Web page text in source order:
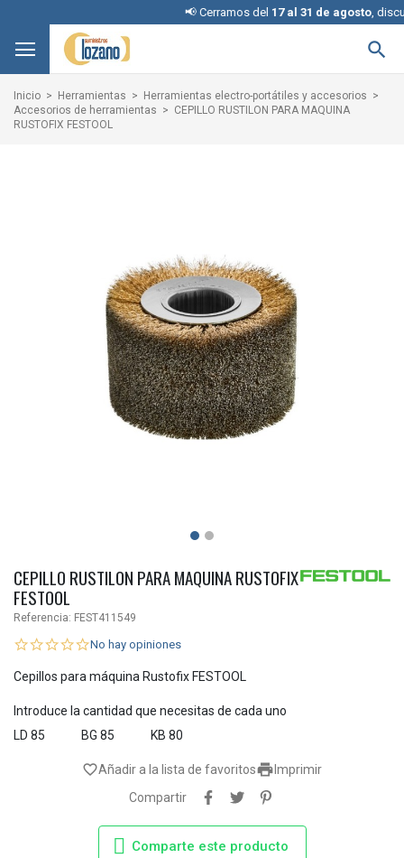
📢 Cerramos del 17 al 31 de agosto, disculpe

Inicio Herramientas
Herramientas electro-portátiles y accesorios
Accesorios de herramientas
CEPILLO RUSTILON PARA MAQUINA
RUSTOFIX FESTOOL
CEPILLO RUSTILON PARA MAQUINA RUSTOFIX
FESTOOL
Referencia: FEST411549
No hay opiniones
Cepillos para máquina Rustofix FESTOOL
Introduce la cantidad que necesitas de cada uno
LD 85
BG 85 KB 80
 Imprimir
favorite_borderAñadir a la lista de favoritos
Compartir
Comparte este producto